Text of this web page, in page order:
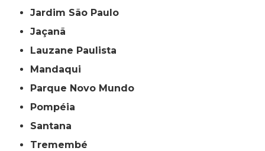
Jardim São Paulo
Jaçanã
Lauzane Paulista
Mandaqui
Parque Novo Mundo
Pompéia
Santana
Tremembé